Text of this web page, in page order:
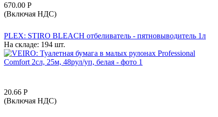
670.00 Р
(Включая НДС)
PLEX: STIRO BLEACH отбеливатель - пятновыводитель 1л
На складе: 194 шт.
20.66 Р
(Включая НДС)